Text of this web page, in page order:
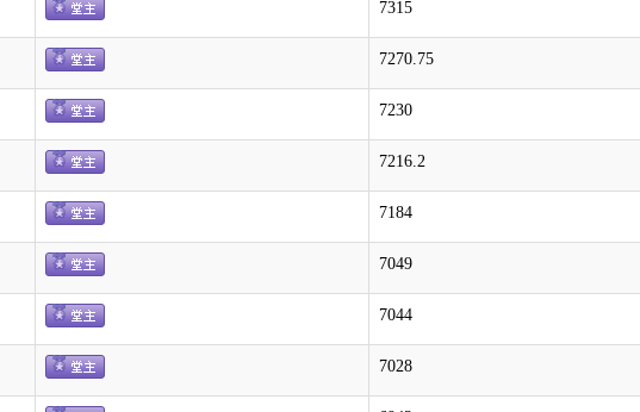
7315
7270.75
7230
7216.2
7184
7049
7044
7028